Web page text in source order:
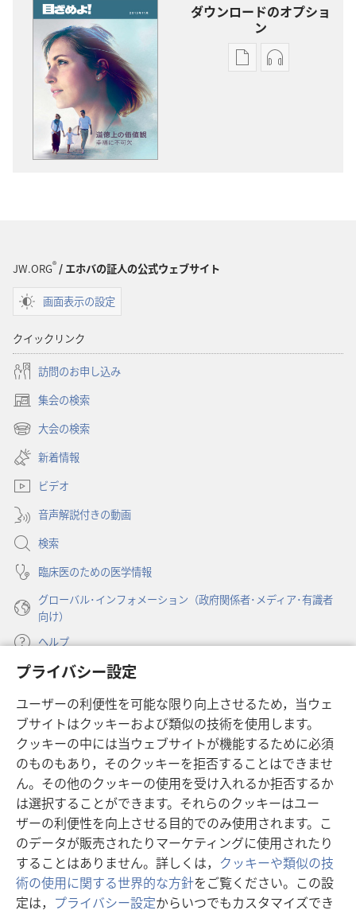
プライバシー設定
ユーザーの利便性を可能な限り向上させるため，当ウェ
ブサイトはクッキーおよび類似の技術を使用します。
クッキーの中には当ウェブサイトが機能するために必須
のものもあり，そのクッキーを拒否することはできませ
ん。その他のクッキーの使用を受け入れるか拒否するか
は選択することができます。それらのクッキーはユー
ザーの利便性を向上させる目的でのみ使用されます。こ
のデータが販売されたりマーケティングに使用されたり
することはありません。詳しくは， クッキーや類似の技
術の使用に関する世界的な方針をご覧ください。この設
定は， プライバシー設定からいつでもカスタマイズでき
ダウンロードのオプショ
ン
出
に
可
オー
に
可
JW.ORG® / エホバの証人の公式ウェブサイト
画面表示の設定
クイックリンク
訪問のお申し込み
集会の検索
（新
し
タ
で
開
く）
大会の検索
（新
し
い
タ
ブ
で
開
く）
新着情報
ビデオ
音声解説付きの動画
検索
臨床医のための医学情報
グローバル･インフォメーション（政府関係者･メディア･有識者
向け）
ヘルプ
寄付
し
い
タ
ブ
で
開
く）
ものみの塔 オンライン・ライブラリー
（新
し
い
タ
ブ
で
開
く）
JW Hub ®
（新
し
い
タ
ブ
で
開
く）
JW Library
Watchtower Library®